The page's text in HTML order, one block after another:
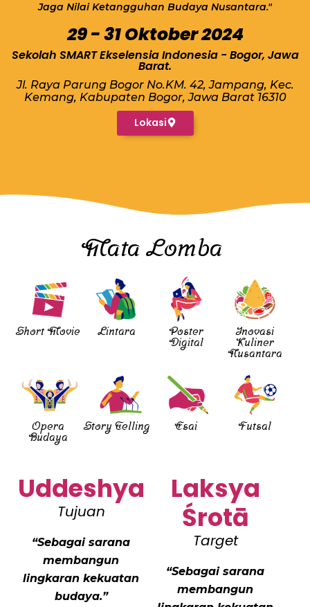
Jaga Nilai Ketangguhan Budaya Nusantara."
29 - 31 Oktober 2024
Sekolah SMART Ekselensia Indonesia - Bogor, Jawa
Barat.
Jl. Raya Parung Bogor No.KM. 42, Jampang, Kec.
Kemang, Kabupaten Bogor, Jawa Barat 16310
Lokasi
Mata Lomba
Short Movie Lintara
Poster
Digital
Inovasi
Kuliner
Nusantara
Opera
Budaya
Story Telling Esai Futsal
Uddeshya
Tujuan
“Sebagai sarana
membangun
lingkaran kekuatan
budaya.”
Laksya
Śrotā
Target
“Sebagai sarana
membangun